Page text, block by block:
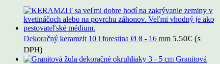
Dekoračný keramzit 10 l forestina Ø 8 - 16 mm 5.50€ (s
DPH)
Granitová